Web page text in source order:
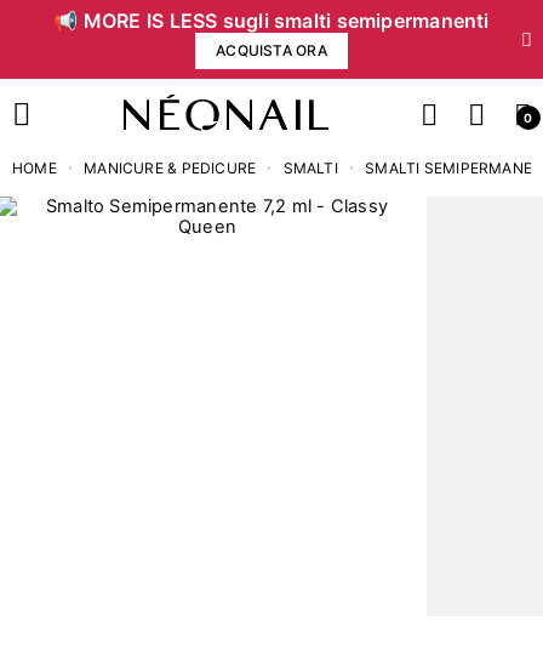
📢 MORE IS LESS sugli smalti semipermanenti
ACQUISTA ORA
0
HOME MANICURE & PEDICURE SMALTI SMALTI